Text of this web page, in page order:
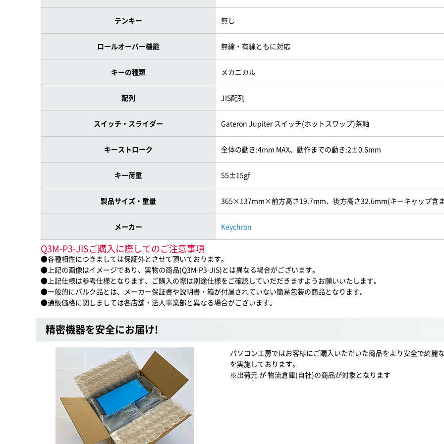
テンキー 無し
ロールオーバー機能 無線・有線ともに対応
キーの種類 メカニカル
配列 JIS配列
スイッチ・スライダー Gateron Jupiter スイッチ(ホットスワップ)茶軸
キーストローク 全体の動き:4mm MAX、動作までの動き:2±0.6mm
キー荷重 55±15gf
製品サイズ・重量 365×137mm×前方高さ19.7mm、後方高さ32.6mm(キーキャップ含
メーカー Keychron
Q3M-P3-JISご購入に際してのご注意事項
●各種相性につきましては保証外とさせて頂いております。
●上記の画像はイメージであり、実物の商品(Q3M-P3-JIS)とは異なる場合がございます。
●上記仕様は参考仕様となります、ご購入の際は別途仕様をご確認していだだきますようお願いいたします。
●一般的にバルク品とは、メーカー保証書や説明書・箱が付属されていない簡易包装の商品となります。
●通販価格に関しましては各店舗・法人事業部と異なる場合がございます。
精密機器を安全にお届け!
パソコン工房ではお客様にご購入いただいた商品をより安全で綺麗
を実施しております。
※出荷元 が 物流倉庫(自社)の商品が対象となります